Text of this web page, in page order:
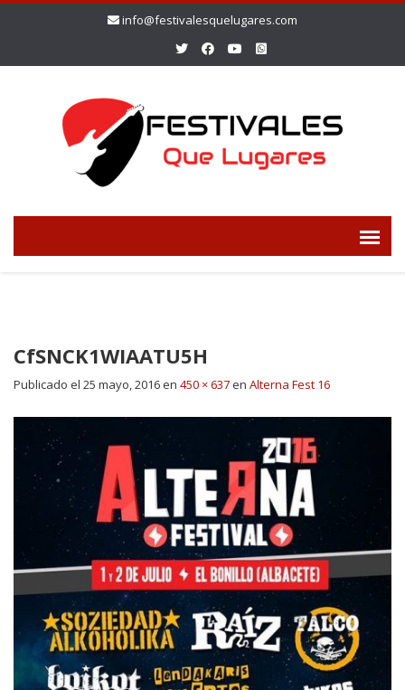
info@festivalesquelugares.com
CfSNCK1WIAATU5H
Publicado el 25 mayo, 2016en 450 × 637en Alterna Fest 16